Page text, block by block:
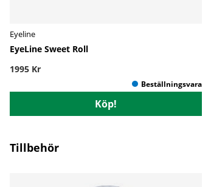
Eyeline
EyeLine Sweet Roll
1995 Kr
Köp!
Tillbehör